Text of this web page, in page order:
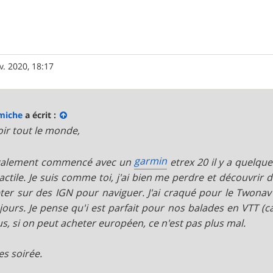
2020, 18:17
a écrit :
tout le monde,
commencé avec un garminetrex 20 il y a
Je suis comme toi, j'ai bien me perdre et découvrir
sur des IGN pour naviguer. J'ai craqué pour le
Je pense qu'i est parfait pour nos balades en VTT
si on peut acheter européen, ce n'est pas plus mal.
soirée.